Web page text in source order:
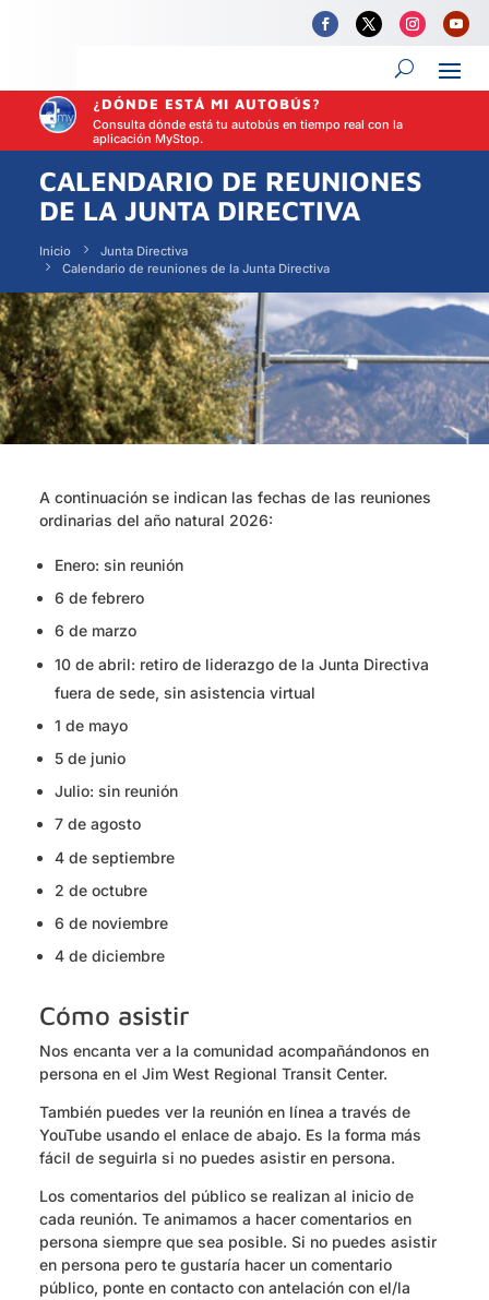
¿DÓNDE ESTÁ MI AUTOBÚS?
Consulta dónde está tu autobús en tiempo real con la
aplicación MyStop.
CALENDARIO DE REUNIONES
DE LA JUNTA DIRECTIVA
Inicio
Junta Directiva
Calendario de reuniones de la Junta Directiva
A continuación se indican las fechas de las reuniones
ordinarias del año natural 2026:
Enero: sin reunión
6 de febrero
6 de marzo
10 de abril: retiro de liderazgo de la Junta Directiva
fuera de sede, sin asistencia virtual
1 de mayo
5 de junio
Julio: sin reunión
7 de agosto
4 de septiembre
2 de octubre
6 de noviembre
4 de diciembre
Cómo asistir
Nos encanta ver a la comunidad acompañándonos en
persona en el Jim West Regional Transit Center.
También puedes ver la reunión en línea a través de
YouTube usando el enlace de abajo. Es la forma más
fácil de seguirla si no puedes asistir en persona.
Los comentarios del público se realizan al inicio de
cada reunión. Te animamos a hacer comentarios en
persona siempre que sea posible. Si no puedes asistir
en persona pero te gustaría hacer un comentario
público, ponte en contacto con antelación con el/la